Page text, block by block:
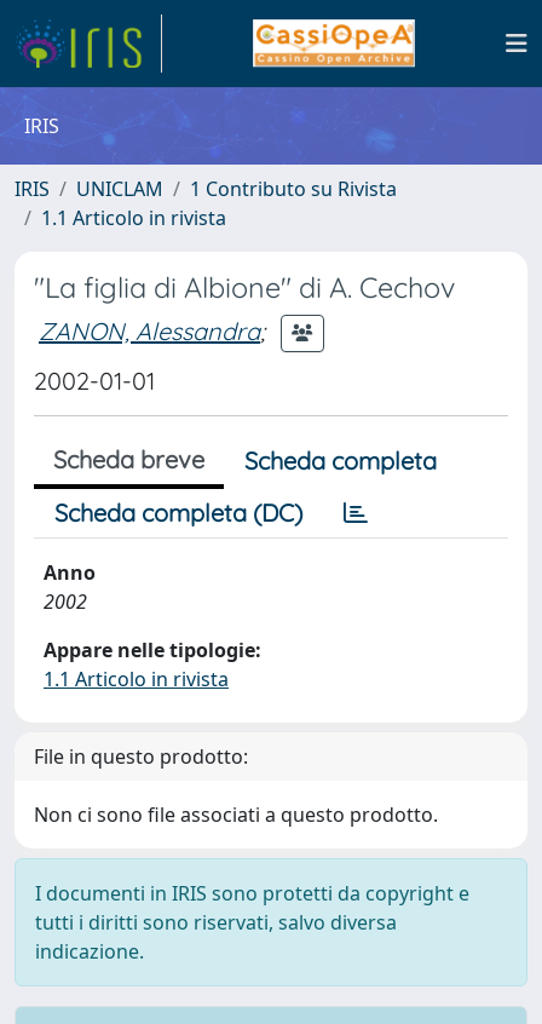
IRIS
IRIS UNICLAM
1 Contributo su Rivista
1.1 Articolo in rivista
"La figlia di Albione" di A. Cechov
ZANON, Alessandra;
2002-01-01
Scheda breve
Scheda completa
Scheda completa (DC)
Anno
2002
Appare nelle tipologie:
1.1 Articolo in rivista
File in questo prodotto:
Non ci sono file associati a questo prodotto.
I documenti in IRIS sono protetti da copyright e
tutti i diritti sono riservati, salvo diversa
indicazione.